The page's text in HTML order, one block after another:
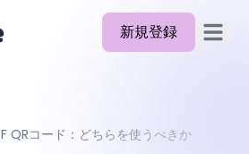
新規登録 メイン
QRコード：どちらを使うべきか